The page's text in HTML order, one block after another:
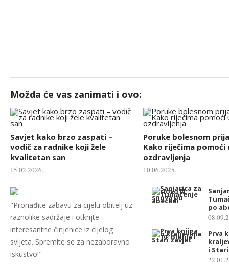
Možda će vas zanimati i ovo:
Savjet kako brzo zaspati –
vodič za radnike koji žele
kvalitetan san
15.02.2026.
Poruke bolesnom
Kako riječima pomoći
ozdravljenja
10.06.2025.
"Pronađite zabavu za cijelu obitelj uz
raznolike sadržaje i otkrijte
interesantne činjenice iz cijelog
svijeta. Spremite se za nezaboravno
iskustvo!"
po
Prva
i